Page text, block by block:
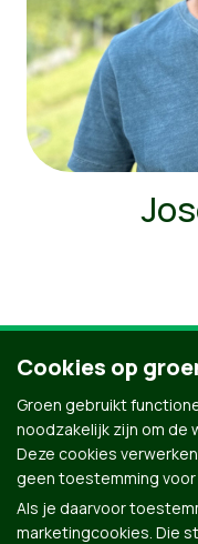
Cookies op
Groen gebruikt
noodzakelijk zijn om
Deze cookies
geen toestemming voor
Als je daarvoor
marketingcookies. Die